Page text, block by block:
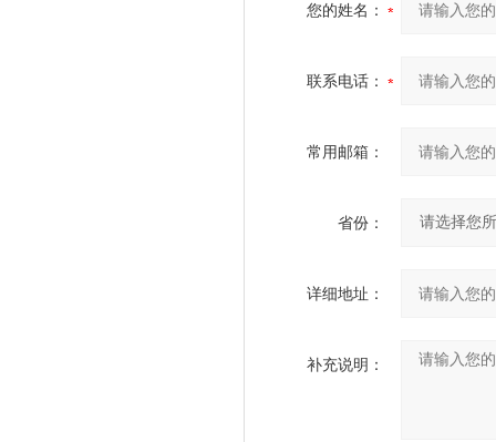
您的姓名：
联系电话：
常用邮箱：
省份：
详细地址：
补充说明：